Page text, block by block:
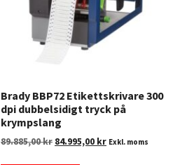
Brady BBP72 Etikettskrivare 300
dpi dubbelsidigt tryck på
krympslang
89.885,00kr 84.995,00 kr Exkl. moms